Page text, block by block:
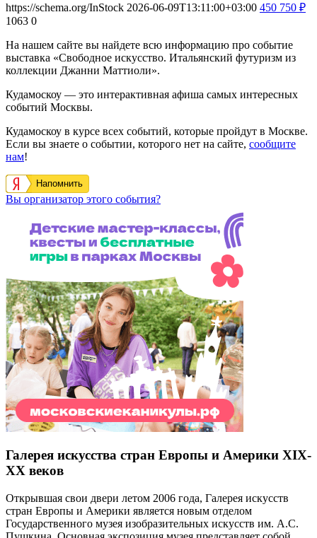
https://schema.org/InStock 2026-06-09T13:11:00+03:00 450 750 ₽
1063 0
На нашем сайте вы найдете всю информацию про событие
выставка «Свободное искусство. Итальянский футуризм из
коллекции Джанни Маттиоли».
Кудамоскоу — это интерактивная афиша самых интересных
событий Москвы.
Кудамоскоу в курсе всех событий, которые пройдут в Москве.
Если вы знаете о событии, которого нет на сайте, сообщите
нам!
Напомнить
Вы организатор этого события?
Галерея искусства стран Европы и Америки XIX-
ХХ веков
Открывшая свои двери летом 2006 года, Галерея искусств
стран Европы и Америки является новым отделом
Государственного музея изобразительных искусств им. А.С.